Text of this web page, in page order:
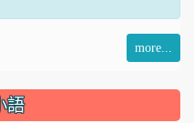
more...
語